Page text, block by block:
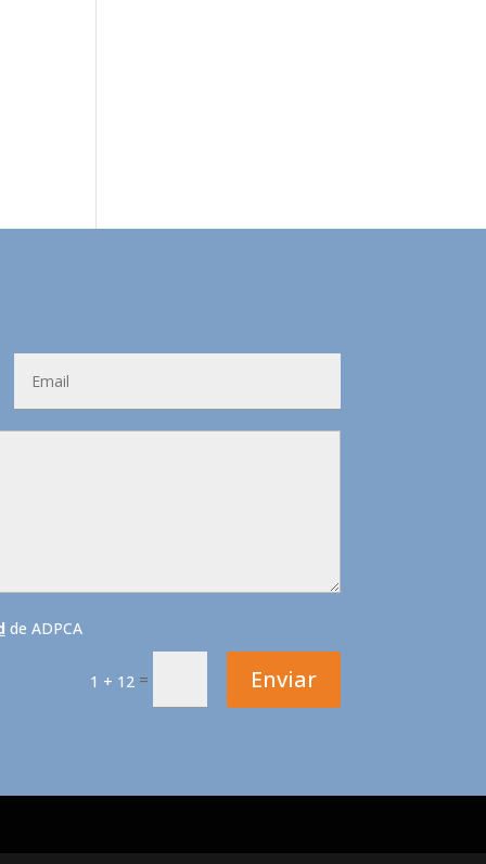
de ADPCA
1 + 12 = Enviar